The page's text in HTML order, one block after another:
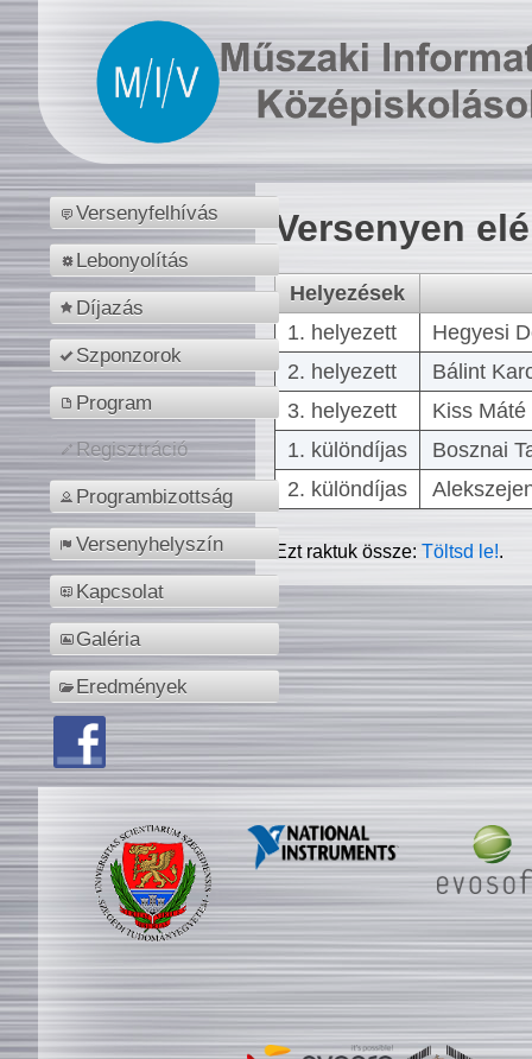
Versenyfelhívás
Lebonyolítás
Díjazás
Szponzorok
Program
Regisztráció
Programbizottság
Versenyhelyszín
Kapcsolat
Galéria
Eredmények
Versenyen
Helyezések
1. helyezett
Hegyesi
2. helyezett
Bálint
3. helyezett
Kiss
1. különdíjas
Bosznai
2. különdíjas
Ezt raktuk össze:Töltsd le!.